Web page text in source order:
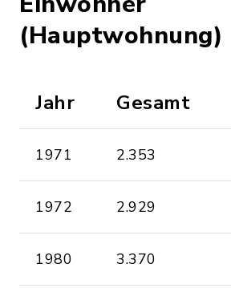
(Hauptwohnung)
Jahr Gesamt
1971 2.353
1972 2.929
1980 3.370